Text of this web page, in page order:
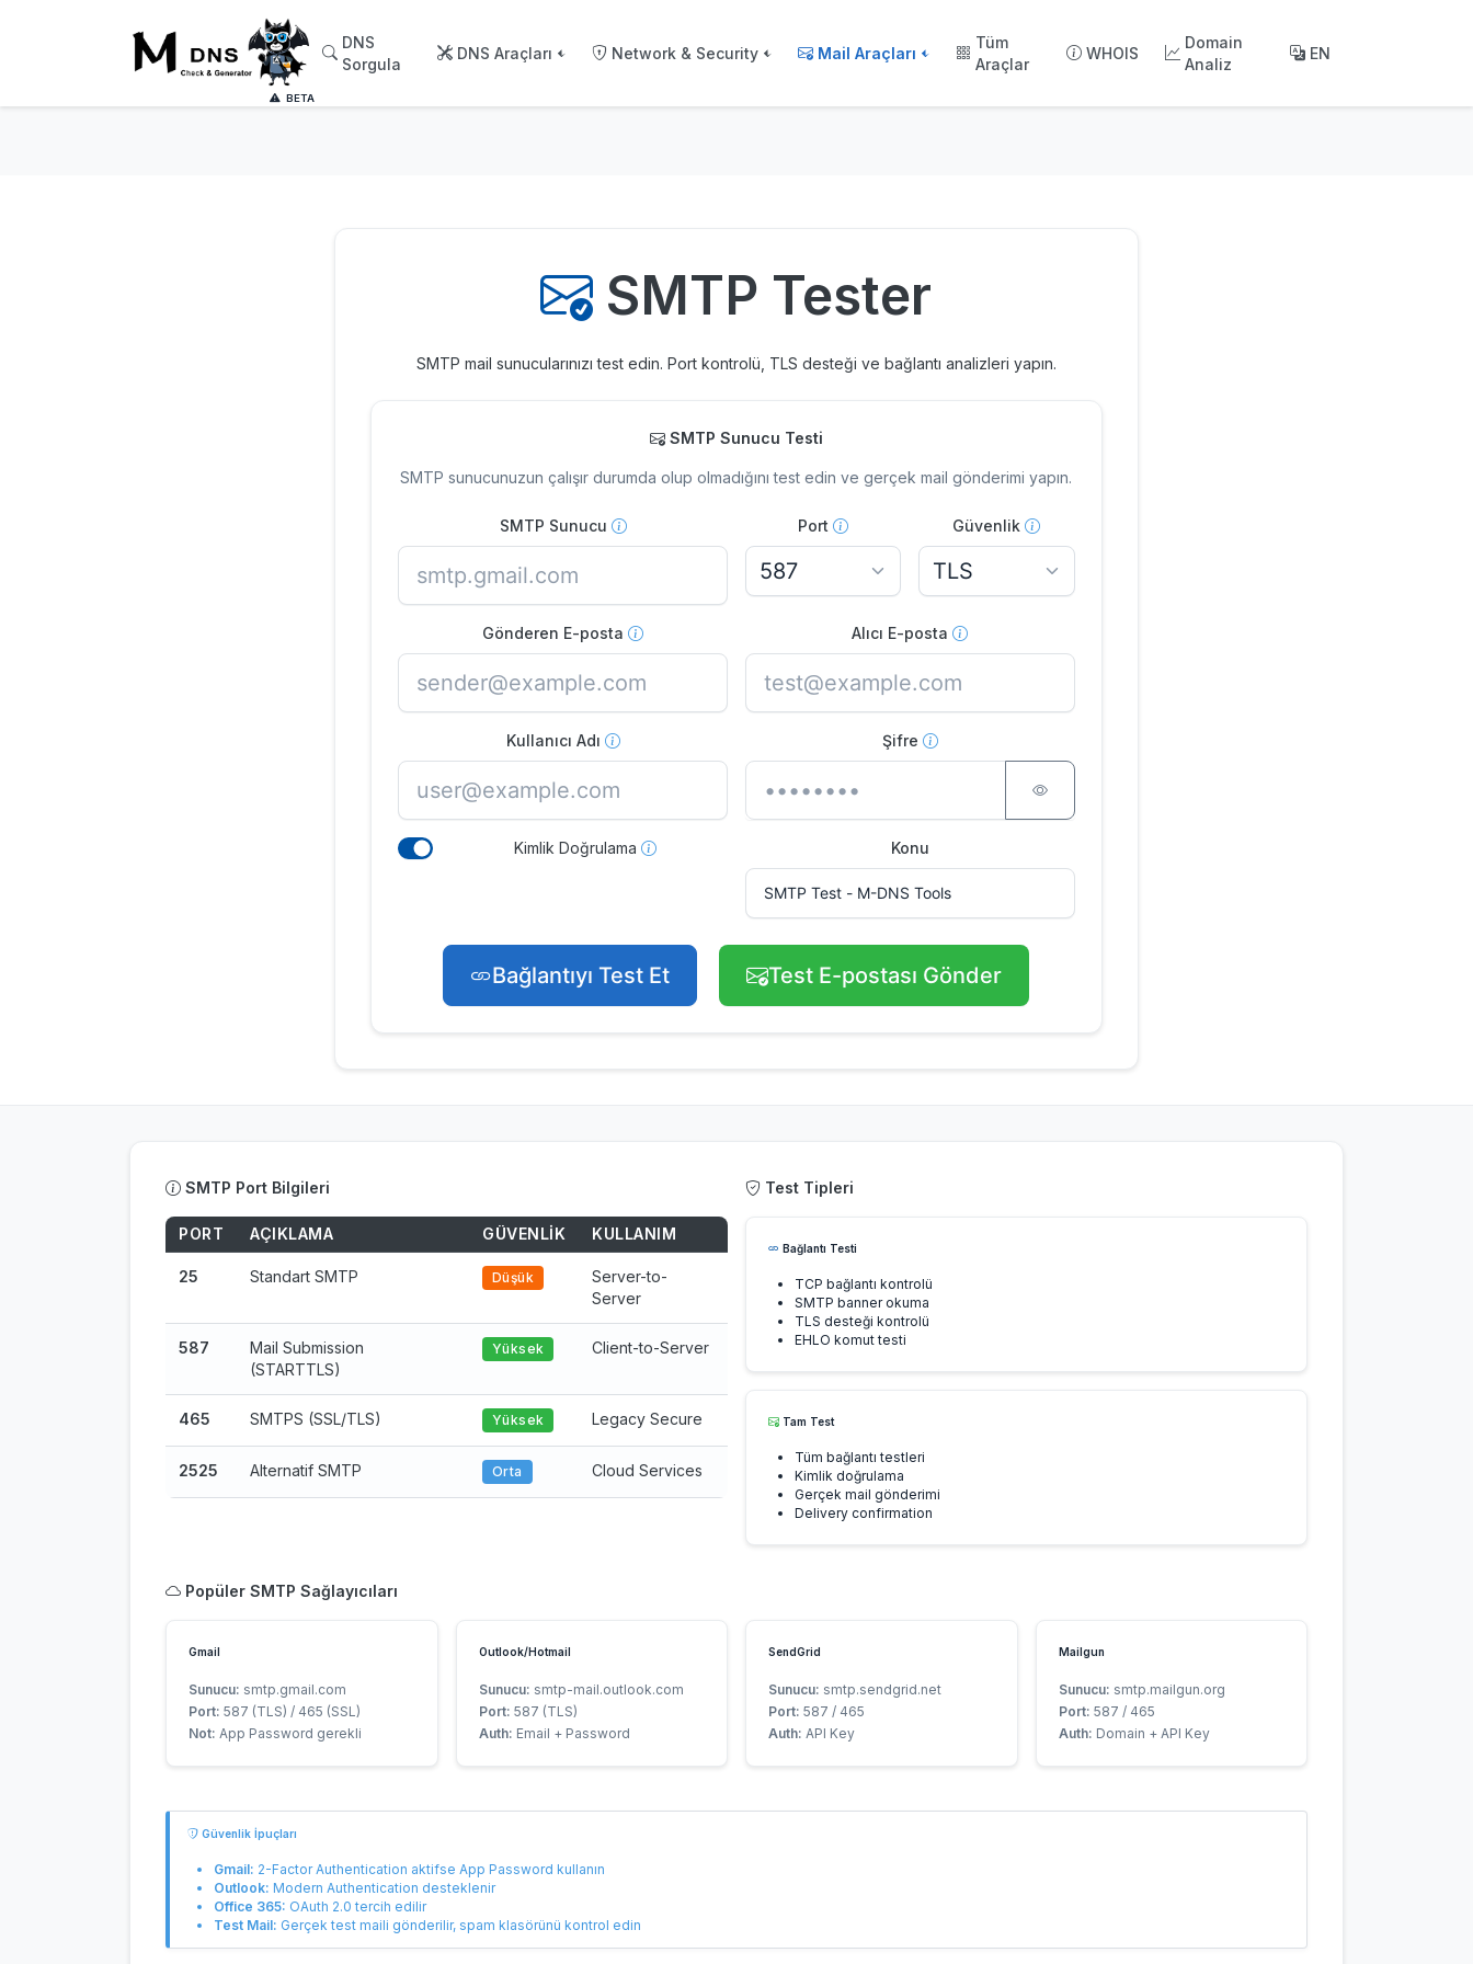
BETA
DNS
Sorgula
DNS Araçları Network & Security Mail Araçları
Tüm
Araçlar
WHOIS
Domain
Analiz
EN
SMTP Tester
SMTP mail sunucularınızı test edin. Port kontrolü, TLS desteği ve bağlantı analizleri yapın.
SMTP Sunucu Testi
SMTP sunucunuzun çalışır durumda olup olmadığını test edin ve gerçek mail gönderimi yapın.
SMTP Sunucu Port Güvenlik
Gönderen E-posta Alıcı E-posta
Kullanıcı Adı Şifre
Kimlik Doğrulama Konu
Bağlantıyı Test Et Test E-postası Gönder
SMTP Port Bilgileri
PORT AÇIKLAMA GÜVENLIK KULLANIM
25 Standart SMTP Düşük
Server-to-
Server
587
Mail Submission
(STARTTLS)
Yüksek Client-to-Server
465 SMTPS (SSL/TLS) Yüksek Legacy Secure
2525 Alternatif SMTP Orta Cloud Services
Test Tipleri
Bağlantı Testi
TCP bağlantı kontrolü
SMTP banner okuma
TLS desteği kontrolü
EHLO komut testi
Tam Test
Tüm bağlantı testleri
Kimlik doğrulama
Gerçek mail gönderimi
Delivery confirmation
Popüler SMTP Sağlayıcıları
Gmail
Sunucu: smtp.gmail.com
Port: 587 (TLS) / 465 (SSL)
Not: App Password gerekli
Outlook/Hotmail
Sunucu: smtp-mail.outlook.com
Port: 587 (TLS)
Auth: Email + Password
SendGrid
Sunucu: smtp.sendgrid.net
Port: 587 / 465
Auth: API Key
Mailgun
Sunucu: smtp.mailgun.org
Port: 587 / 465
Auth: Domain + API Key
Güvenlik İpuçları
Gmail: 2-Factor Authentication aktifse App Password kullanın
Outlook: Modern Authentication desteklenir
Office 365: OAuth 2.0 tercih edilir
Test Mail: Gerçek test maili gönderilir, spam klasörünü kontrol edin